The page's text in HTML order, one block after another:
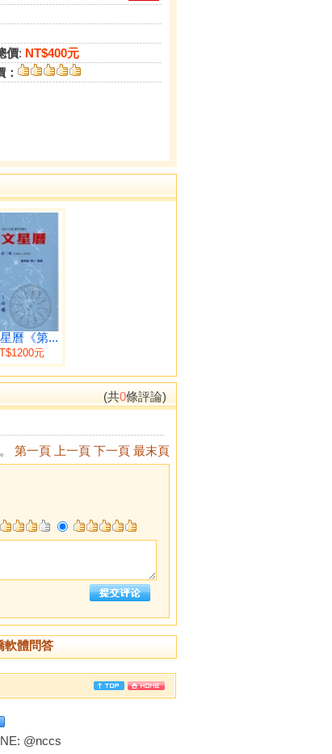
價: NT$400元
曆《第...
元
(共0條評論)
第一頁 上一頁 下一頁 最末頁
軟體問答
@nccs